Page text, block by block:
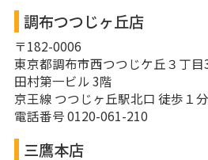
調布つつじヶ丘店
〒182-0006
東京都調布市西つつじケ丘３丁目
田村第一ビル 3階
京王線 つつじヶ丘駅北口 徒歩１分
電話番号 0120-061-210
三鷹本店